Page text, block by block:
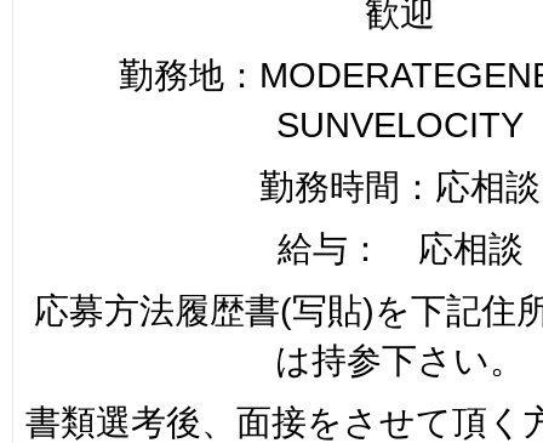
歓迎
勤務地：
SUNVELOCITY
勤務時間：応相談
給与： 応相談
応募方法履歴書(写貼)を下記住
は持参下さい。
書類選考後、面接をさせて頂く